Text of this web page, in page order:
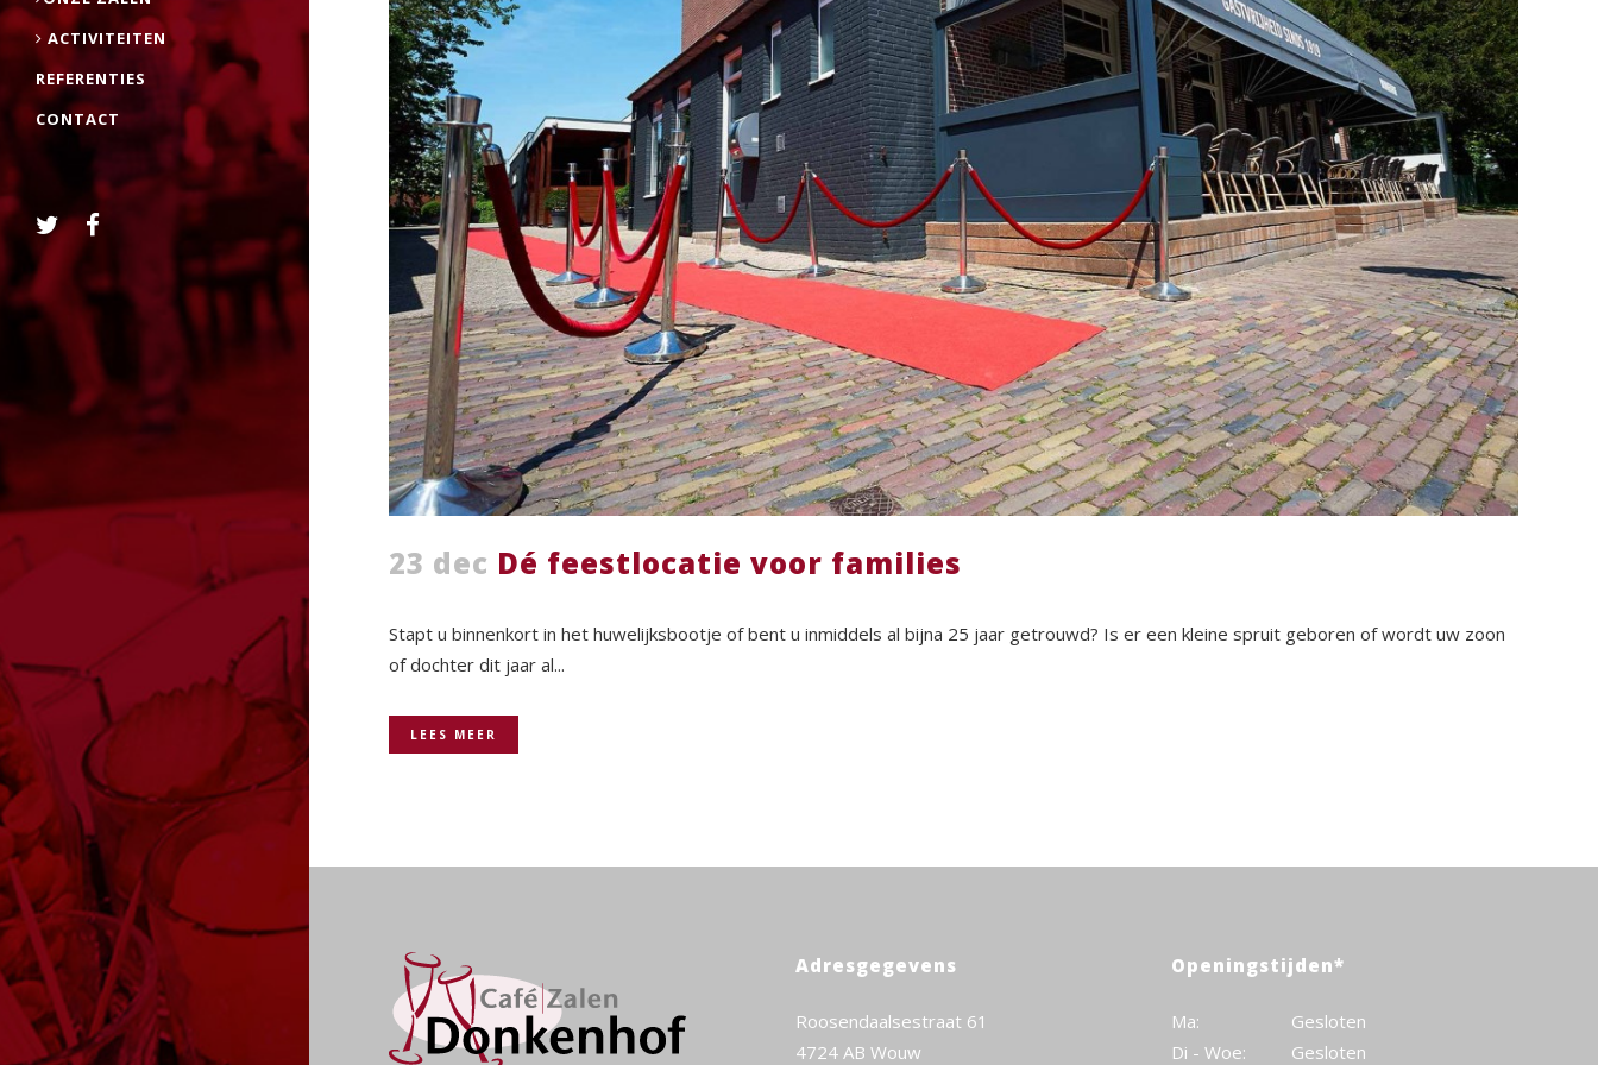
ACTIVITEITEN
REFERENTIES
CONTACT
23 dec Dé feestlocatie voor families
Stapt u binnenkort in het huwelijksbootje of bent u inmiddels al bijna 25 jaar getrouwd? Is er een kleine spruit geboren of wordt uw zoon
of dochter dit jaar al...
LEES MEER
Adresgegevens
Roosendaalsestraat 61
4724 AB Wouw
Openingstijden*
Ma:
Gesloten
Di - Woe:
Gesloten